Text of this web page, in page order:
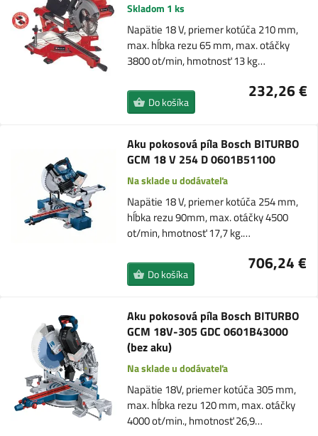
Skladom 1 ks
Napätie 18 V, priemer kotúča 210 mm,
max. hĺbka rezu 65 mm, max. otáčky
3800 ot/min, hmotnosť 13 kg…
232,26 €
Do košíka
Aku pokosová píla Bosch BITURBO
GCM 18 V 254 D 0601B51100
Na sklade u dodávateľa
Napätie 18 V, priemer kotúča 254 mm,
hĺbka rezu 90mm, max. otáčky 4500
ot/min, hmotnosť 17,7 kg.…
706,24 €
Do košíka
Aku pokosová píla Bosch BITURBO
GCM 18V-305 GDC 0601B43000
(bez aku)
Na sklade u dodávateľa
Napätie 18V, priemer kotúča 305 mm,
max. hĺbka rezu 120 mm, max. otáčky
4000 ot/min., hmotnosť 26,9…